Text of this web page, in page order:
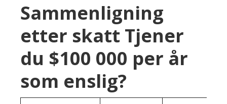
Sammenligning
etter skatt Tjener
du $100 000 per år
som enslig?